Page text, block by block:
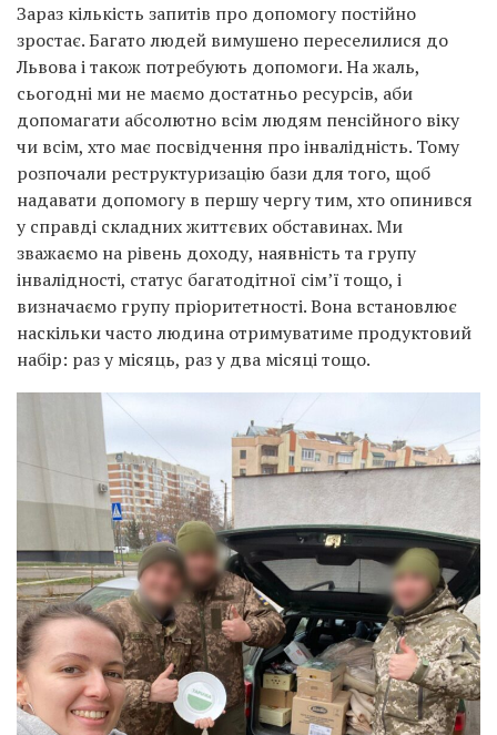
Зараз кількість запитів про допомогу постійно
зростає. Багато людей вимушено переселилися до
Львова і також потребують допомоги. На жаль,
сьогодні ми не маємо достатньо ресурсів, аби
допомагати абсолютно всім людям пенсійного віку
чи всім, хто має посвідчення про інвалідність. Тому
розпочали реструктуризацію бази для того, щоб
надавати допомогу в першу чергу тим, хто опинився
у справді складних життєвих обставинах. Ми
зважаємо на рівень доходу, наявність та групу
інвалідності, статус багатодітної сімʼї тощо, і
визначаємо групу пріоритетності. Вона встановлює
наскільки часто людина отримуватиме продуктовий
набір: раз у місяць, раз у два місяці тощо.